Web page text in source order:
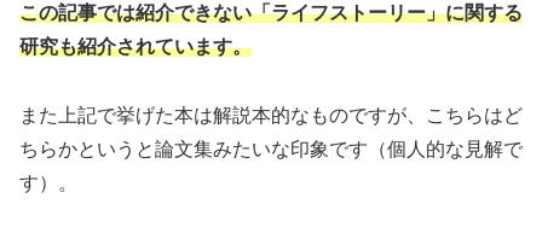
この記事では紹介できない「ライフストーリー」に関する
研究も紹介されています。
また上記で挙げた本は解説本的なものですが、こちらはど
ちらかというと論文集みたいな印象です（個人的な見解で
す）。